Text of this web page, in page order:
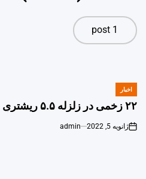
1 post
POSTED
IN
اخبار
۲۲ زخمی در زلزله ۵.۵ ریشتریِ جنوب غربِ چین
ژانویه 5, 2022 admin